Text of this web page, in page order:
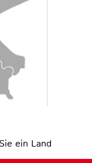
ein Land